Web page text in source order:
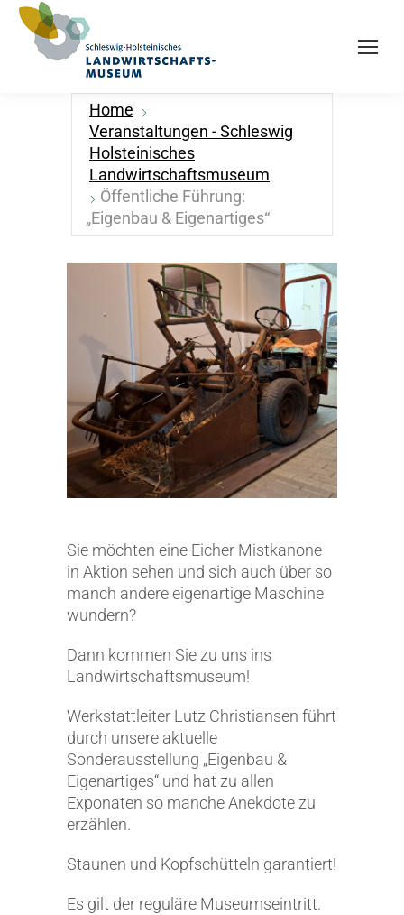
Home
Veranstaltungen - Schleswig
Holsteinisches
Landwirtschaftsmuseum
Öffentliche Führung:
„Eigenbau & Eigenartiges“
Sie möchten eine Eicher Mistkanone
in Aktion sehen und sich auch über so
manch andere eigenartige Maschine
wundern?
Dann kommen Sie zu uns ins
Landwirtschaftsmuseum!
Werkstattleiter Lutz Christiansen führt
durch unsere aktuelle
Sonderausstellung „Eigenbau &
Eigenartiges“ und hat zu allen
Exponaten so manche Anekdote zu
erzählen.
Staunen und Kopfschütteln garantiert!
Es gilt der reguläre Museumseintritt.